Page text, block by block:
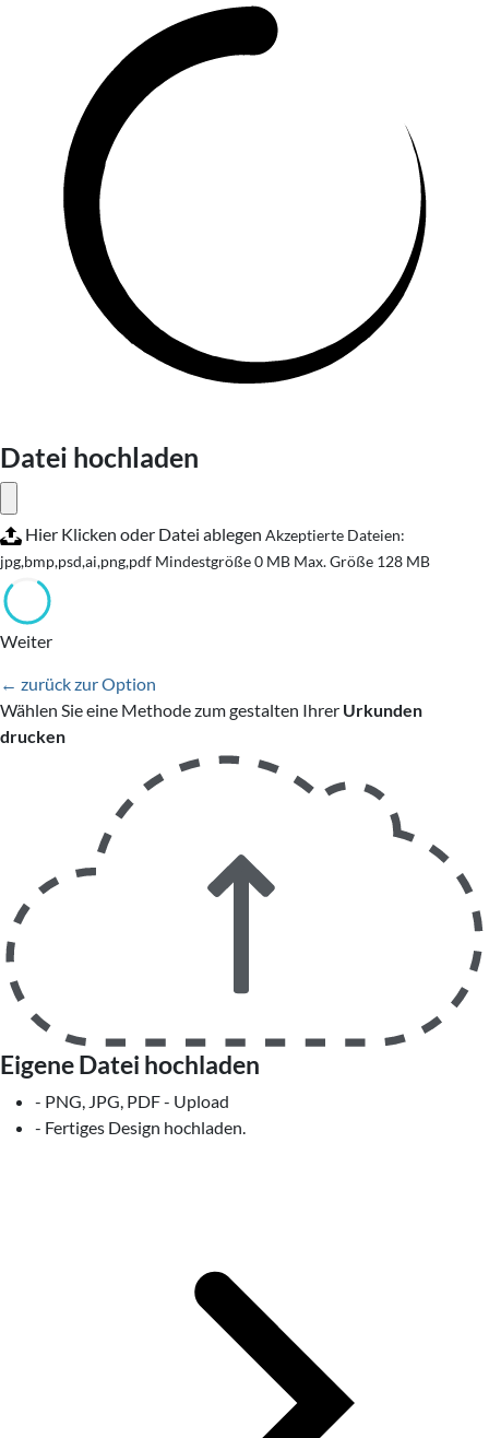
Datei hochladen
Hier Klicken oder Datei ablegen Akzeptierte Dateien:
jpg,bmp,psd,ai,png,pdf Mindestgröße 0 MB Max. Größe 128 MB
Weiter
← zurück zur Option
Wählen Sie eine Methode zum gestalten Ihrer Urkunden
drucken
Eigene Datei hochladen
- PNG, JPG, PDF - Upload
- Fertiges Design hochladen.